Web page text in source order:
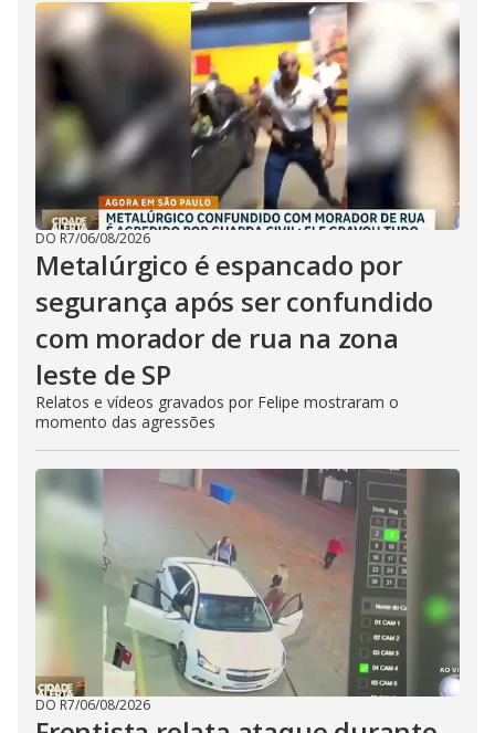
DO R7/06/08/2026
Metalúrgico é espancado por
segurança após ser confundido
com morador de rua na zona
leste de SP
Relatos e vídeos gravados por Felipe mostraram o
momento das agressões
DO R7/06/08/2026